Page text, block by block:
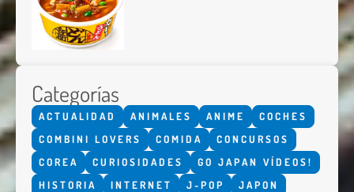
Categorías
ACTUALIDAD ANIMALES ANIME
COCHES
COMBINI LOVERS
COMIDA
CONCURSOS
COREA
CURIOSIDADES
GO JAPAN VÍDEOS!
HISTORIA
INTERNET J-POP
JAPON